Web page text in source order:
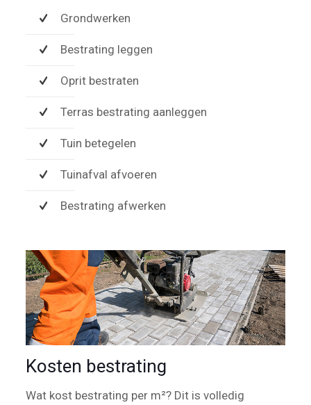
Grondwerken
Bestrating leggen
Oprit bestraten
Terras bestrating aanleggen
Tuin betegelen
Tuinafval afvoeren
Bestrating afwerken
Kosten bestrating
Wat kost bestrating per m²? Dit is volledig